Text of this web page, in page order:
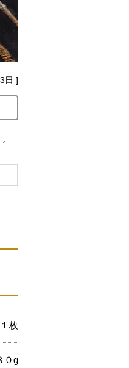
日 ]
１枚
０g